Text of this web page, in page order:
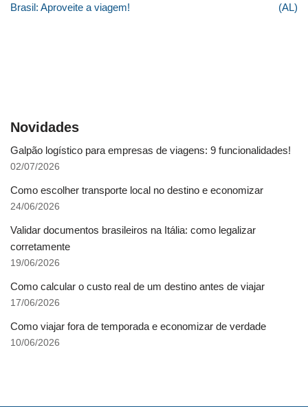
Brasil: Aproveite a viagem!
(AL)
Novidades
Galpão logístico para empresas de viagens: 9 funcionalidades!
02/07/2026
Como escolher transporte local no destino e economizar
24/06/2026
Validar documentos brasileiros na Itália: como legalizar
corretamente
19/06/2026
Como calcular o custo real de um destino antes de viajar
17/06/2026
Como viajar fora de temporada e economizar de verdade
10/06/2026